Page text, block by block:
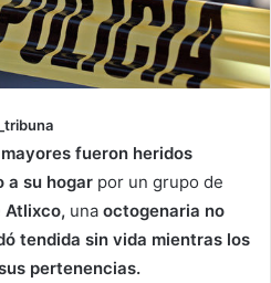
fueron heridos
a su hogar por un grupo de
Atlixco, una octogenaria no
tendida sin vida mientras los
pertenencias.